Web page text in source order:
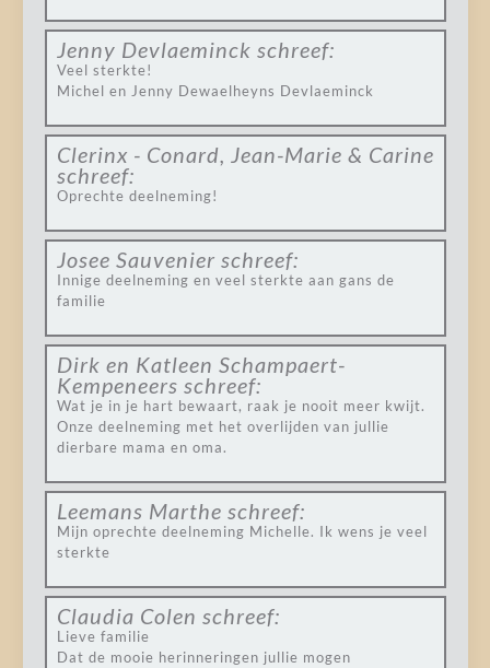
Jenny Devlaeminck schreef:
Veel sterkte!
Michel en Jenny Dewaelheyns Devlaeminck
Clerinx - Conard, Jean-Marie & Carine
schreef:
Oprechte deelneming!
Josee Sauvenier schreef:
Innige deelneming en veel sterkte aan gans de
familie
Dirk en Katleen Schampaert-
Kempeneers schreef:
Wat je in je hart bewaart, raak je nooit meer kwijt.
Onze deelneming met het overlijden van jullie
dierbare mama en oma.
Leemans Marthe schreef:
Mijn oprechte deelneming Michelle. Ik wens je veel
sterkte
Claudia Colen schreef:
Lieve familie
Dat de mooie herinneringen jullie mogen